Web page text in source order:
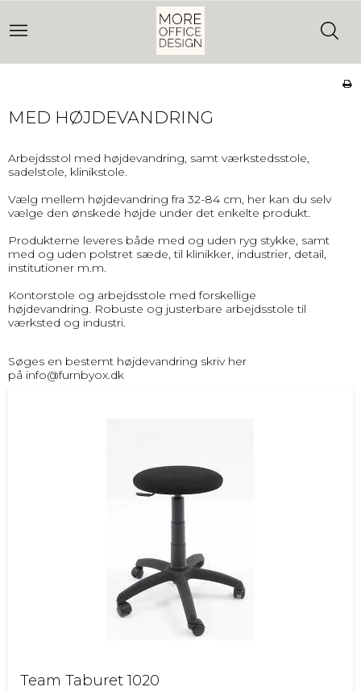
MED HØJDEVANDRING
Arbejdsstol med højdevandring, samt værkstedsstole,
sadelstole, klinikstole.
Vælg mellem højdevandring fra 32-84 cm, her kan du selv
vælge den ønskede højde under det enkelte produkt.
Produkterne leveres både med og uden ryg stykke, samt
med og uden polstret sæde, til klinikker, industrier, detail,
institutioner m.m.
Kontorstole og arbejdsstole med forskellige
højdevandring. Robuste og justerbare arbejdsstole til
værksted og industri.
Søges en bestemt højdevandring skriv her
på info@furnbyox.dk
Team Taburet 1020